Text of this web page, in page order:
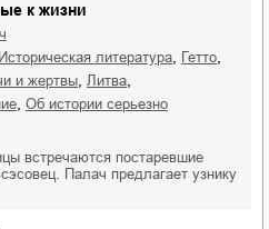
к жизни
историческая литература гетто
и жертвы Литва
об истории серьезно
встречаются постаревшие
Палач предлагает узнику